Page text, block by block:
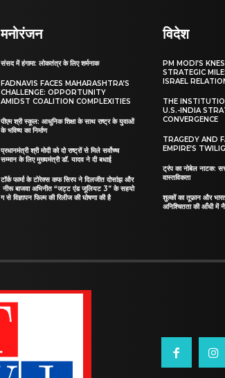
मनोरंजन
संसद में हंगामा: लोकतंत्र के लिए शर्मनाक
FADNAVIS FACES MAHARASHTRA’S
CHALLENGE: OPPORTUNITY
AMIDST COALITION COMPLEXITIES
पीएम श्री स्कूल: आधुनिक शिक्षा के साथ राष्ट्र के युवाओं
के भविष्य का निर्माण
प्रधानमंत्री श्री मोदी को दो राष्ट्रों से मिले सर्वोच्च
सम्मान के लिए मुख्यमंत्री डॉ. यादव ने दी बधाई
टॉर्क फार्मा के टोरेक्स कफ सिरप ने दिलजीत दोसांझ और
नीरू बाजवा अभिनीत “जट्ट एंड जूलियट 3” के सहयो
ग से विज्ञापन फिल्म की रिलीज की घोषणा की है
विदेश
PM MODI’S
STRATEGIC
ISRAEL
THE
U.S.-INDIA
CONVERGENCE
TRAGEDY AND
EMPIRE’S
ट्रंप का नोबेल नाटक:
वास्तविकता
शुल्कों का तूफ़ान और
अनिश्चितता की आँधी में